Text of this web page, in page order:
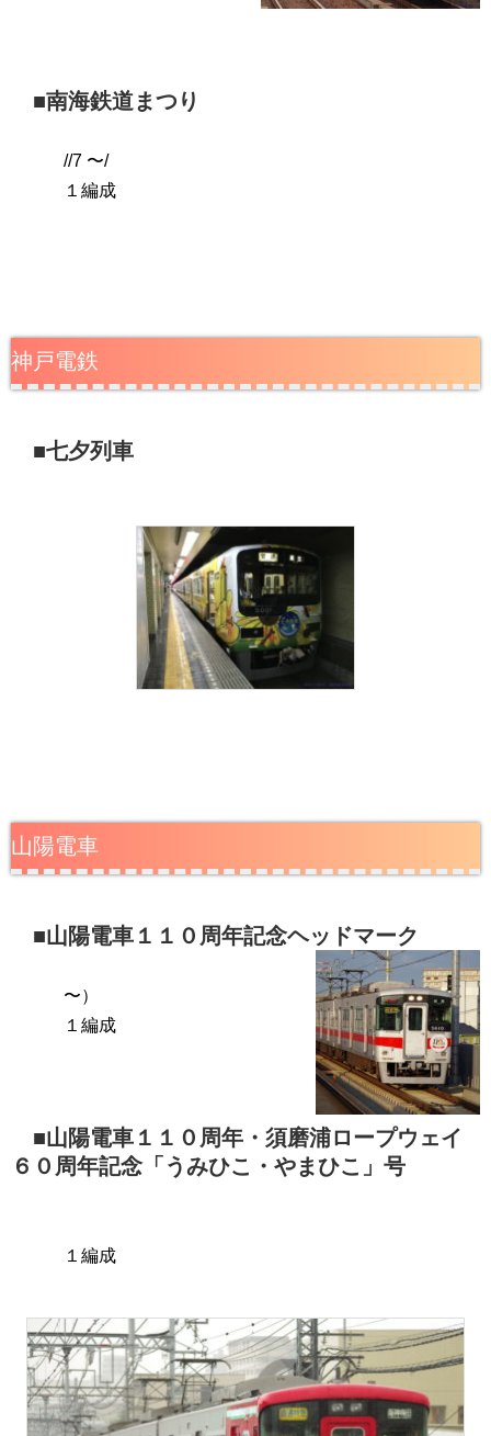
■南海鉄道まつり
//7 〜/
１編成
神戸電鉄
■七夕列車
山陽電車
■山陽電車１１０周年記念ヘッドマーク
〜）
１編成
■山陽電車１１０周年・須磨浦ロープウェイ
６０周年記念「うみひこ・やまひこ」号
１編成